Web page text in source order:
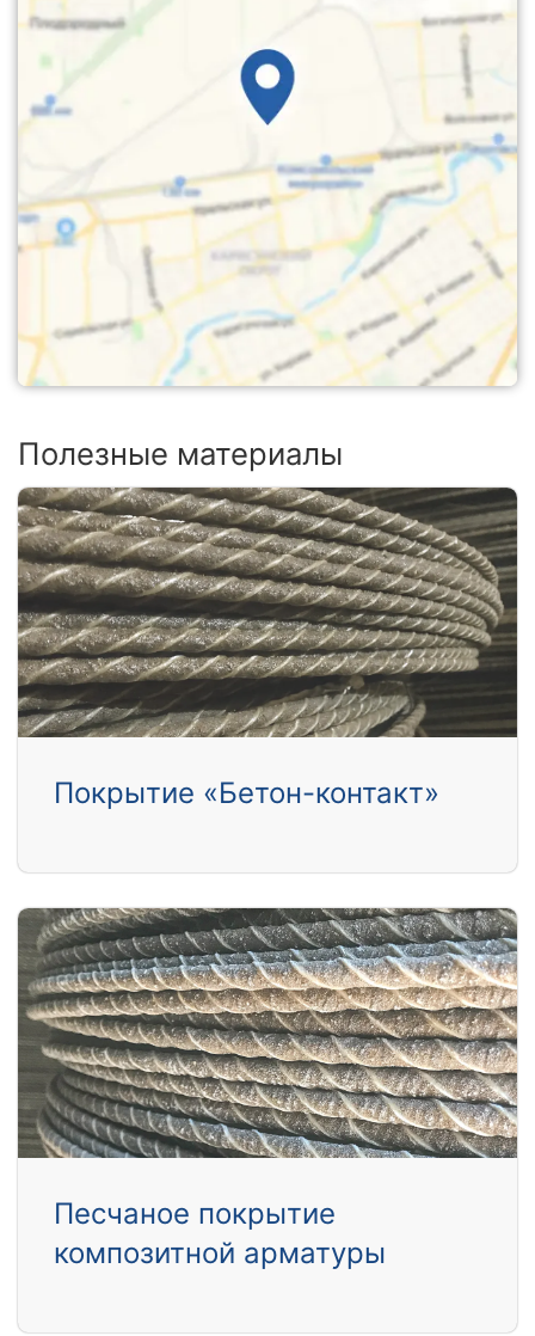
Полезные материалы
Покрытие «Бетон-контакт»
Песчаное покрытие
композитной арматуры